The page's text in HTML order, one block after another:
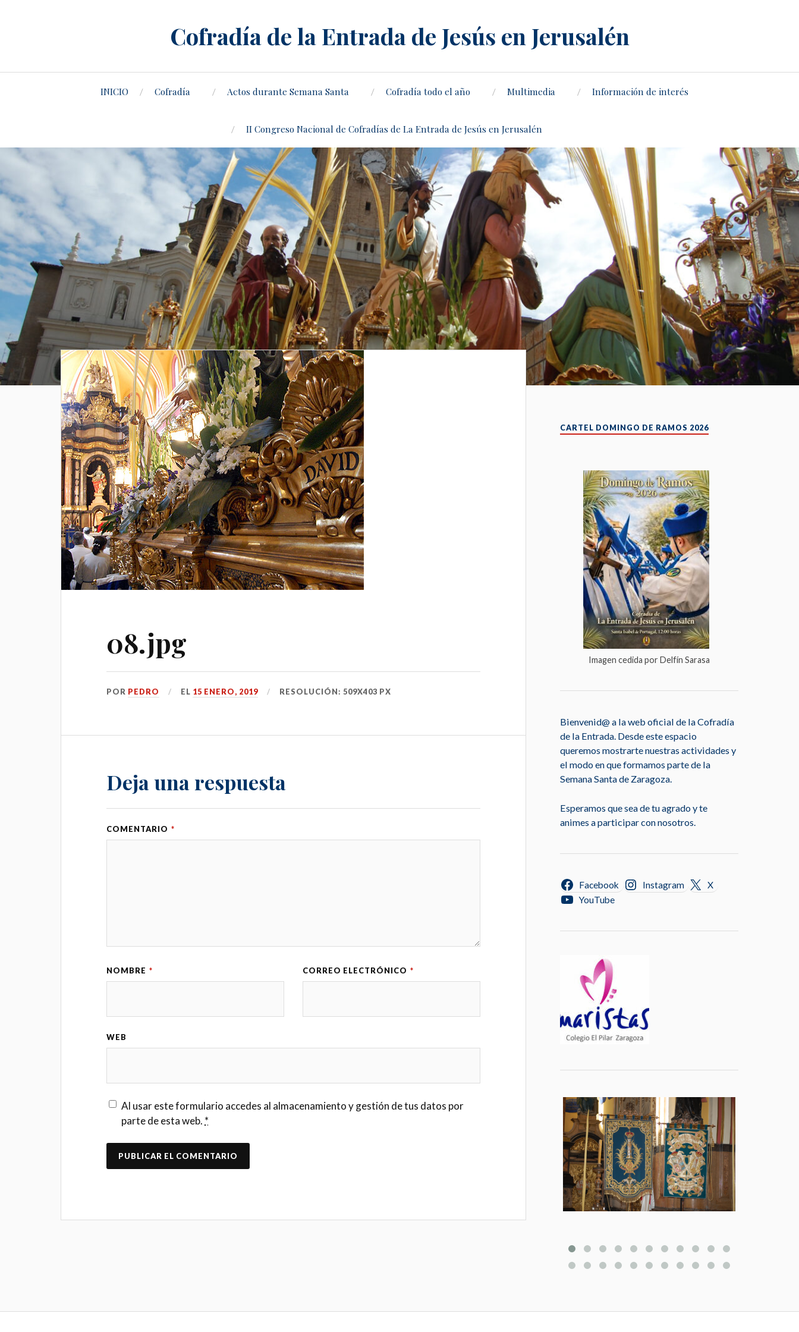
Cofradía de la Entrada de Jesús en Jerusalén
INICIO Cofradía Actos durante Semana Santa Cofradía todo el año Multimedia Información de interés
II Congreso Nacional de Cofradías de La Entrada de Jesús en Jerusalén
08.jpg
POR PEDRO EL 15 ENERO, 2019 RESOLUCIÓN: 509X403 PX
Deja una respuesta
COMENTARIO *
NOMBRE * CORREO ELECTRÓNICO *
WEB
Al usar este formulario accedes al almacenamiento y gestión de tus datos por
parte de esta web. *
CARTEL DOMINGO DE RAMOS 2026
Imagen cedida por Delfín Sarasa
Bienvenid@ a la web oficial de la Cofradía
de la Entrada. Desde este espacio
queremos mostrarte nuestras actividades y
el modo en que formamos parte de la
Semana Santa de Zaragoza.
Esperamos que sea de tu agrado y te
animes a participar con nosotros.
Facebook Instagram
X
YouTube